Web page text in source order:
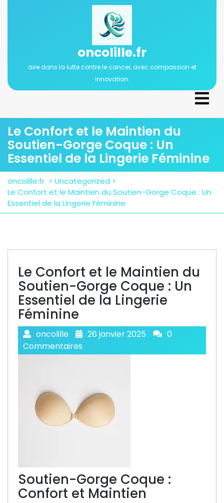
oncolille.fr
aire dans la lutte contre le cancer, avec compassion et
innovation.
Le Confort et le Maintien du
Soutien-Gorge Coque : Un
Essentiel de la Lingerie Féminine
oncolille.fr > Uncategorized >
Le Confort et le Maintien du Soutien-Gorge Coque : Un
Essentiel de la Lingerie Féminine
Le Confort et le Maintien du
Soutien-Gorge Coque : Un
Essentiel de la Lingerie
Féminine
oncolille 26 janvier 2025
0
Commentaires
Soutien-Gorge Coque :
Confort et Maintien